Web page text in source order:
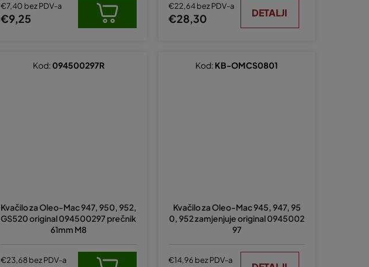
€7,40 bez PDV-a
€9,25
zvjezdica.
€22,64 bez PDV-a
€28,30 DETALJI
Kvačilo za Oleo-Mac 947, 950, 952,
GS520 original 094500297 prečnik
61mm M8
€23,68 bez PDV-a
Kod:094500297R
Kvačilo za Oleo-Mac 945, 947, 95
0, 952 zamjenjuje original 0945002
97
€14,96 bez PDV-a
Kod: KB-OMCS0801